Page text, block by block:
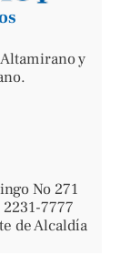
y
No 271
7777
de Alcaldía